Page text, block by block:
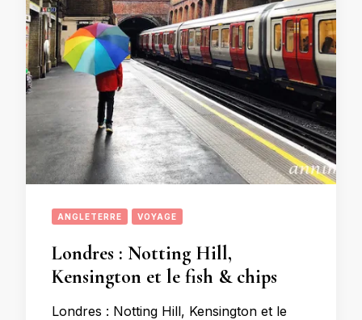
ANGLETERRE VOYAGE
Londres : Notting Hill,
Kensington et le fish & chips
Londres : Notting Hill, Kensington et le